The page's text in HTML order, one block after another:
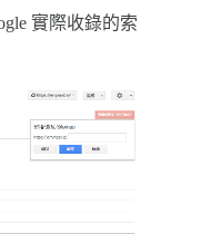
實際收錄的索